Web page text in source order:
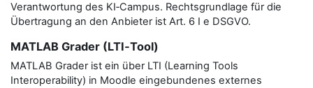
Verantwortung des KI‑Campus. Rechtsgrundlage für die
Übertragung an den Anbieter ist Art. 6 I e DSGVO.
MATLAB Grader (LTI‑Tool)
MATLAB Grader ist ein über LTI (Learning Tools
Interoperability) in Moodle eingebundenes externes